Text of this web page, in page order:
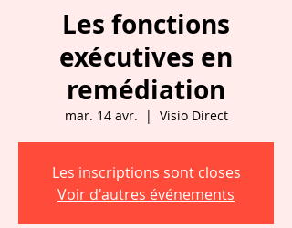
Les fonctions
exécutives en
remédiation
mar. 14 avr.
  |
Visio Direct
Les inscriptions sont closes
Voir d'autres événements